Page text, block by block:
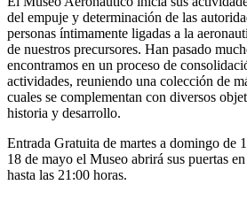
del empuje y determinación de las
personas íntimamente ligadas a la
de nuestros precursores. Han pasado
encontramos en un proceso de
actividades, reuniendo una colección de
cuales se complementan con diversos
historia y desarrollo.
Entrada Gratuita de martes a domingo de
18 de mayo el Museo abrirá sus puertas
hasta las 21:00 horas.